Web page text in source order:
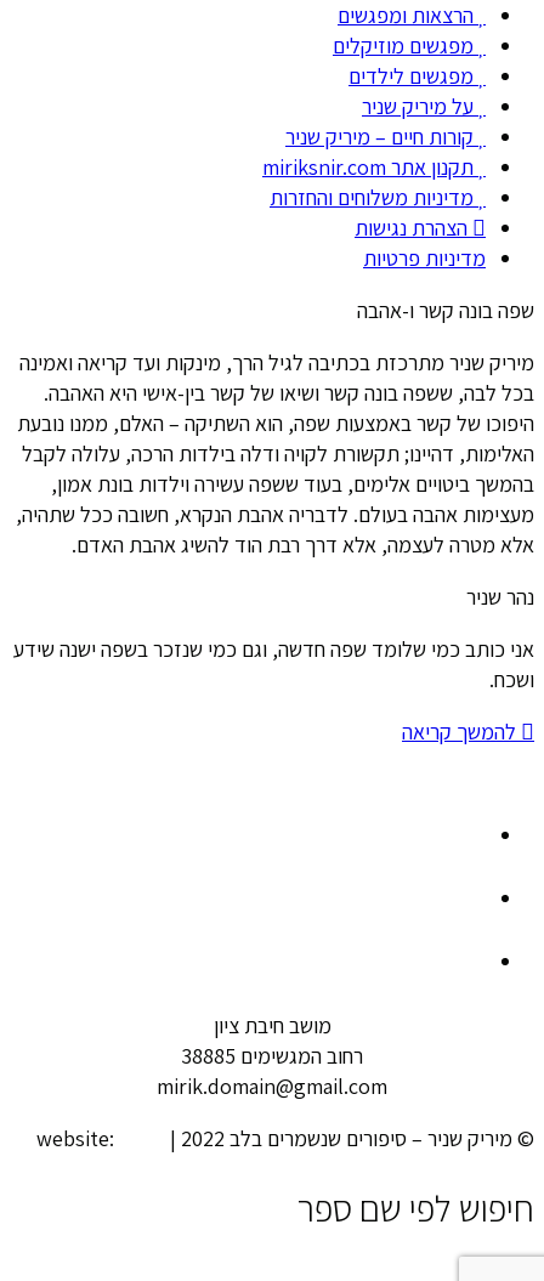
הרצאות ומפגשים
מפגשים מוזיקלים
מפגשים לילדים
על מיריק שניר
קורות חיים – מיריק שניר
תקנון אתר miriksnir.com
מדיניות משלוחים והחזרות
הצהרת נגישות
מדיניות פרטיות
שפה בונה קשר ו-אהבה
מיריק שניר מתרכזת בכתיבה לגיל הרך, מינקות ועד קריאה ואמינה
בכל לבה, ששפה בונה קשר ושיאו של קשר בין-אישי היא האהבה.
היפוכו של קשר באמצעות שפה, הוא השתיקה – האלם, ממנו נובעת
האלימות, דהיינו; תקשורת לקויה ודלה בילדות הרכה, עלולה לקבל
בהמשך ביטויים אלימים, בעוד ששפה עשירה וילדות בונת אמון,
מעצימות אהבה בעולם. לדבריה אהבת הנקרא, חשובה ככל שתהיה,
אלא מטרה לעצמה, אלא דרך רבת הוד להשיג אהבת האדם.
נהר שניר
אני כותב כמי שלומד שפה חדשה, וגם כמי שנזכר בשפה ישנה שידע
ושכח.
להמשך קריאה
מושב חיבת ציון
רחוב המגשימים 38885
mirik.domain@gmail.com
© מיריק שניר – סיפורים שנשמרים בלב 2022 | website:
חיפוש לפי שם ספר